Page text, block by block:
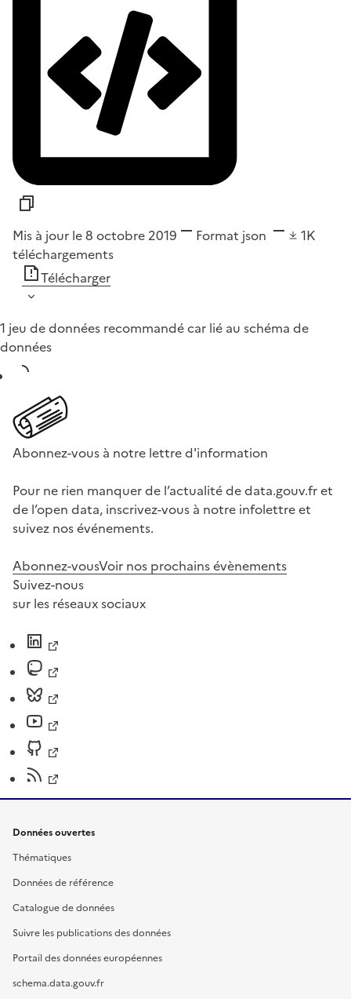
Mis à jour le 8 octobre 2019 Format json
1K
téléchargements
Télécharger
1 jeu de données recommandé car lié au schéma de
données
Abonnez-vous à notre lettre d'information
Pour ne rien manquer de l’actualité de data.gouv.fr et
de l’open data, inscrivez-vous à notre infolettre et
suivez nos événements.
Abonnez-vousVoir nos prochains évènements
Suivez-nous
sur les réseaux sociaux
Données ouvertes
Thématiques
Données de référence
Catalogue de données
Suivre les publications des données
Portail des données européennes
schema.data.gouv.fr